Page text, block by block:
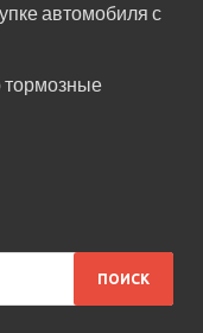
автомобиля с
тормозные